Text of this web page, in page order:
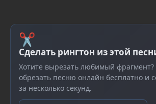
✂
Сделать рингтон из этой
Хотите вырезать любимый
обрезать песню онлайн бесплатно и
за несколько секунд.